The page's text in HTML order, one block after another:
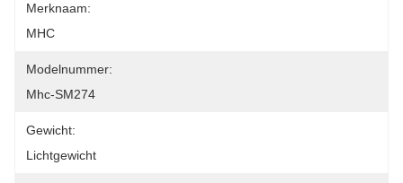
Merknaam:
MHC
Modelnummer:
Mhc-SM274
Gewicht:
Lichtgewicht